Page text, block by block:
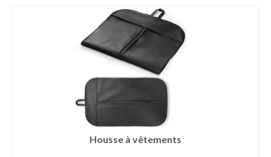
Housse à vêtements